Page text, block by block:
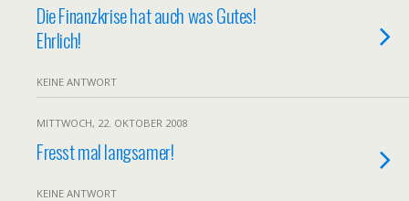
Die Finanzkrise hat auch was Gutes!
Ehrlich!
KEINE ANTWORT
MITTWOCH, 22. OKTOBER 2008
Fresst mal langsamer!
KEINE ANTWORT